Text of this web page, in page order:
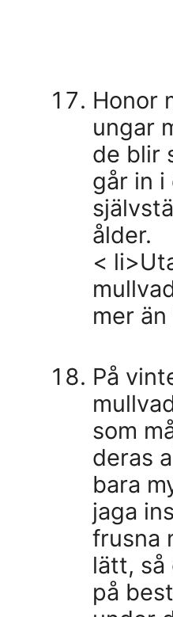
Honor
ungar
de blir
går in i
ålder.
<
mer än
På
som
deras
bara
jaga
frusna
lätt, så
på